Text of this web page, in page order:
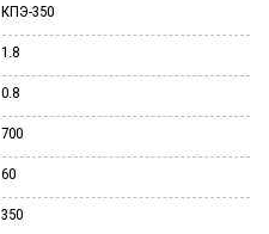
КПЭ-350
1.8
0.8
700
60
350